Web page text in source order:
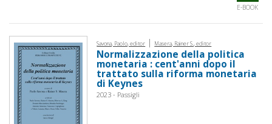
E-BOOK
Savona, Paolo, editor | Masera, Rainer S., editor
Normalizzazione della politica
monetaria : cent'anni dopo il
trattato sulla riforma monetaria
di Keynes
2023 - Passigli